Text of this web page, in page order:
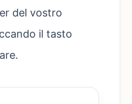
del vostro
il tasto